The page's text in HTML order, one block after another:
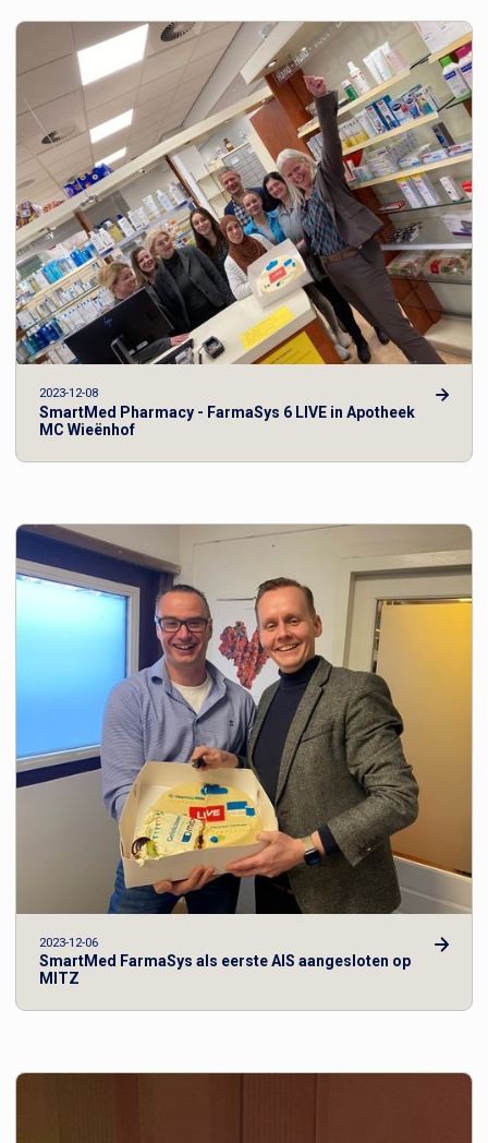
2023-12-08
SmartMed Pharmacy - FarmaSys 6 LIVE in Apotheek
MC Wieënhof
2023-12-06
SmartMed FarmaSys als eerste AIS aangesloten op
MITZ